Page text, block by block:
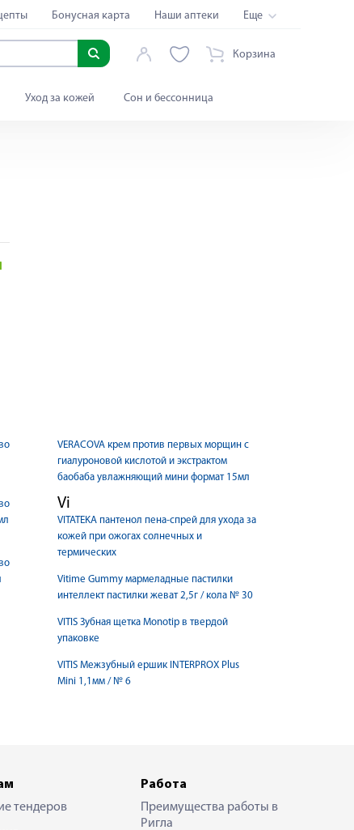
Бонусная карта Наши аптеки Еще
Корзина
Уход за кожей Сон и бессонница
VERACOVA крем против первых морщин c
гиалуроновой кислотой и экстрактом
баобаба увлажняющий мини формат 15мл
Vi
VITATEKA пантенол пена-спрей для ухода за
кожей при ожогах солнечных и
термических
Vitime Gummy мармеладные пастилки
интеллект пастилки жеват 2,5г / кола № 30
VITIS Зубная щетка Monotip в твердой
упаковке
VITIS Межзубный ершик INTERPROX Plus
Mini 1,1мм / № 6
тендеров
Работа
Преимущества работы в
Ригла